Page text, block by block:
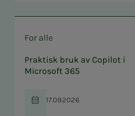
For alle
Praktisk bruk av Copilot i
Microsoft 365
Tid
17.09.2026